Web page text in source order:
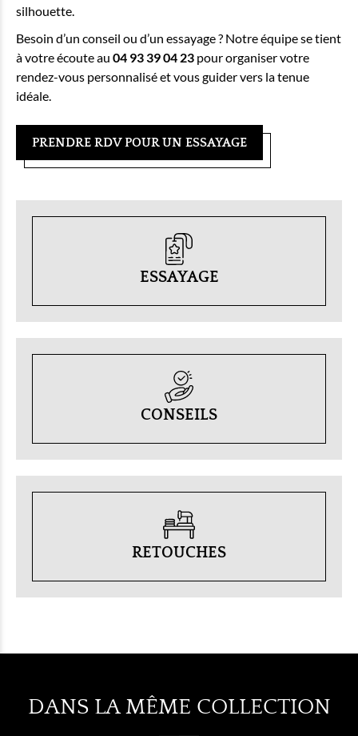
silhouette.
Besoin d’un conseil ou d’un essayage ? Notre équipe se tient
à votre écoute au 04 93 39 04 23 pour organiser votre
rendez-vous personnalisé et vous guider vers la tenue
idéale.
PRENDRE RDV POUR UN ESSAYAGE
ESSAYAGE
CONSEILS
RETOUCHES
DANS LA MÊME COLLECTION